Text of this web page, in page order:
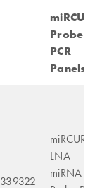
Probe
PCR
Panels
339322
miRCURY
LNA
miRNA